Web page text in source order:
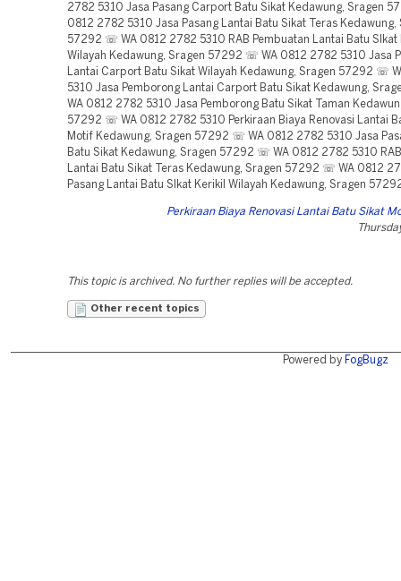
2782 5310 Jasa Pasang Carport Batu Sikat Kedawung, Sragen
0812 2782 5310 Jasa Pasang Lantai Batu Sikat Teras Kedawung,
57292 ☏ WA 0812 2782 5310 RAB Pembuatan Lantai Batu SIkat
Wilayah Kedawung, Sragen 57292 ☏ WA 0812 2782 5310 Jasa
Lantai Carport Batu Sikat Wilayah Kedawung, Sragen 57292 ☏
5310 Jasa Pemborong Lantai Carport Batu Sikat Kedawung,
WA 0812 2782 5310 Jasa Pemborong Batu Sikat Taman
57292 ☏ WA 0812 2782 5310 Perkiraan Biaya Renovasi Lantai
Motif Kedawung, Sragen 57292 ☏ WA 0812 2782 5310 Jasa
Batu Sikat Kedawung, Sragen 57292 ☏ WA 0812 2782 5310
Lantai Batu Sikat Teras Kedawung, Sragen 57292 ☏ WA 0812
Pasang Lantai Batu SIkat Kerikil Wilayah Kedawung, Sragen
Perkiraan Biaya Renovasi Lantai Batu Sikat
This topic is archived. No further replies will be accepted.
Other recent topics
Powered by FogBugz